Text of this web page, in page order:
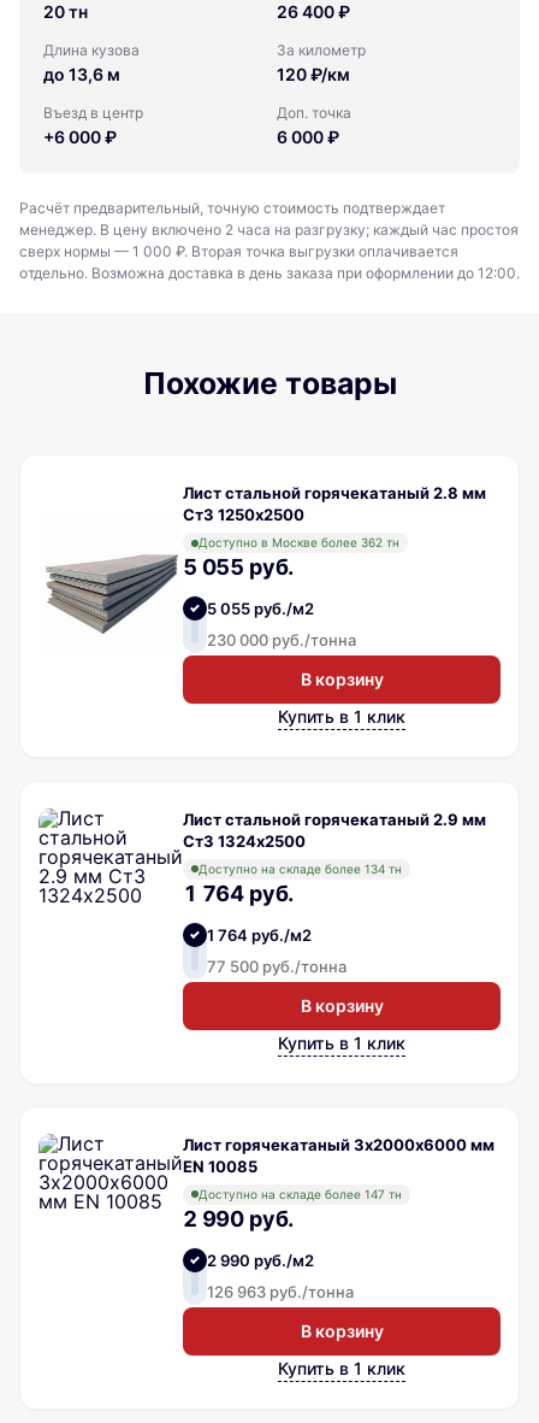
20 тн 26 400 ₽
Длина кузова
до 13,6 м
За километр
120 ₽/км
Въезд в центр
+6 000 ₽
Доп. точка
6 000 ₽
Расчёт предварительный, точную стоимость подтверждает
менеджер. В цену включено 2 часа на разгрузку; каждый час простоя
сверх нормы — 1 000 ₽. Вторая точка выгрузки оплачивается
отдельно. Возможна доставка в день заказа при оформлении до 12:00.
Похожие товары
Лист стальной горячекатаный 2.8 мм
Ст3 1250х2500
Доступно в Москве более 362 тн
5 055 руб.
5 055 руб./м2
230 000 руб./тонна
В корзину
Купить в 1 клик
Лист стальной горячекатаный 2.9 мм
Ст3 1324х2500
Доступно на складе более 134 тн
1 764 руб.
1 764 руб./м2
77 500 руб./тонна
В корзину
Купить в 1 клик
Лист горячекатаный 3х2000х6000 мм
EN 10085
Доступно на складе более 147 тн
2 990 руб.
2 990 руб./м2
126 963 руб./тонна
В корзину
Купить в 1 клик